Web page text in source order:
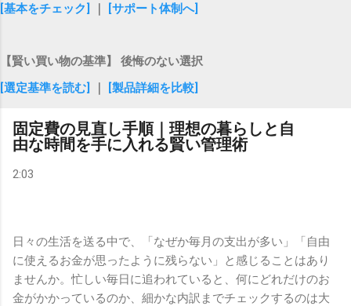
[基本をチェック]
[サポート体制へ]
【賢い買い物の基準】 後悔のない選択
[選定基準を読む]
[製品詳細を比較]
固定費の見直し手順｜理想の暮らしと自
由な時間を手に入れる賢い管理術
2:03
日々の生活を送る中で、「なぜか毎月の支出が多い」「自由
に使えるお金が思ったように残らない」と感じることはあり
ませんか。忙しい毎日に追われていると、何にどれだけのお
金がかかっているのか、細かな内訳までチェックするのは大